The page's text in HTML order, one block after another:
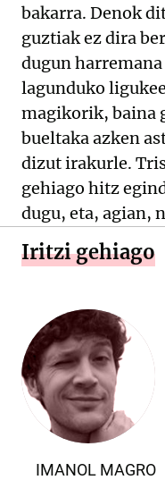
bakarra. Denok
guztiak ez dira
dugun
lagunduko
magikorik, baina
bueltaka azken
dizut irakurle.
gehiago hitz
dugu, eta, agian,
Iritzi gehiago
IMANOL MAGRO